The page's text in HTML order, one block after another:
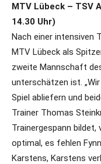
MTV Lübeck – TSV
14.30 Uhr)
Nach einer intensiven
MTV Lübeck als
zweite Mannschaft
unterschätzen ist.
Spiel abliefern und
Trainer Thomas
Trainergespann
optimal, es fehlen
Karstens, Karstens